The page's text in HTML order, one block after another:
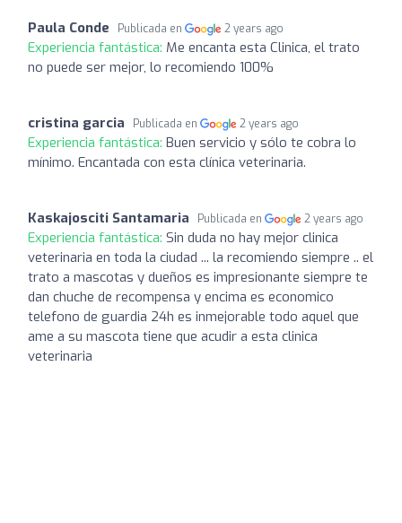
Paula Conde Publicada en 2 years ago
Experiencia fantástica: Me encanta esta Clinica, el trato
no puede ser mejor, lo recomiendo 100%
cristina garcia Publicada en 2 years ago
Experiencia fantástica: Buen servicio y sólo te cobra lo
mínimo. Encantada con esta clínica veterinaria.
Kaskajosciti Santamaria Publicada en 2 years ago
Experiencia fantástica: Sin duda no hay mejor clinica
veterinaria en toda la ciudad ... la recomiendo siempre .. el
trato a mascotas y dueños es impresionante siempre te
dan chuche de recompensa y encima es economico
telefono de guardia 24h es inmejorable todo aquel que
ame a su mascota tiene que acudir a esta clinica
veterinaria